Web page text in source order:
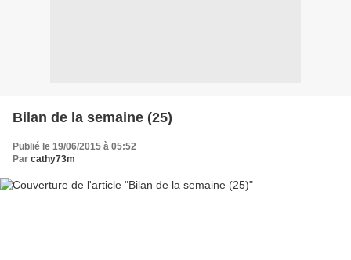
Bilan de la semaine (25)
Publié le 19/06/2015 à 05:52
Par cathy73m